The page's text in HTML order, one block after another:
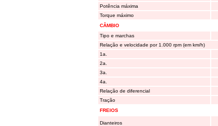
Potência máxima
Torque máximo
CÂMBIO
Tipo e marchas
Relação e velocidade por 1.000 rpm (em km/h)
1a.
2a.
3a.
4a.
Relação de diferencial
Tração
FREIOS
Dianteiros